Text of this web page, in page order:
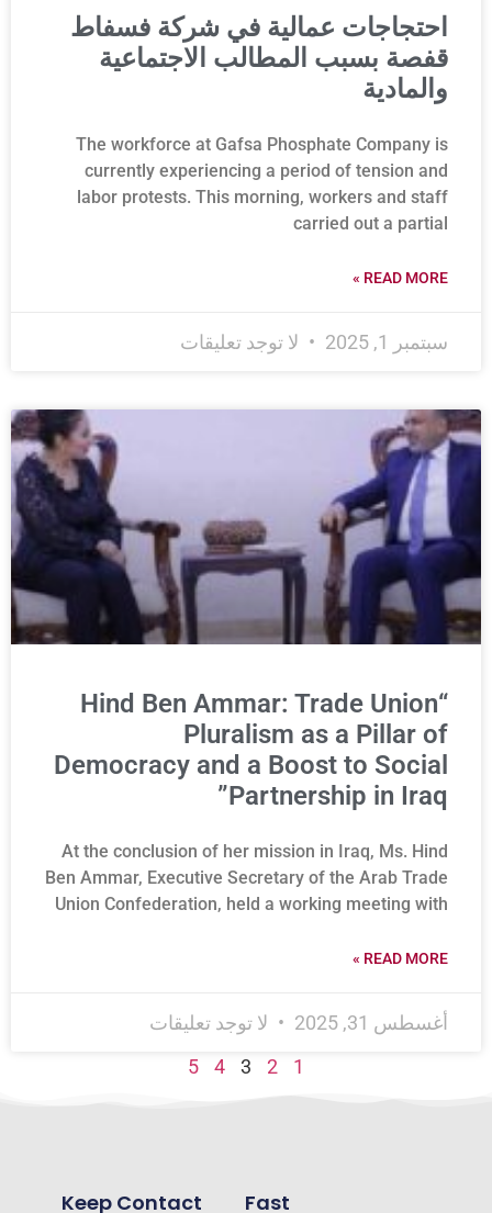
احتجاجات عمالية في شركة فسفاط
قفصة بسبب المطالب الاجتماعية
والمادية
The workforce at Gafsa Phosphate Company is
currently experiencing a period of tension and
labor protests. This morning, workers and staff
carried out a partial
READ MORE »
سبتمبر 1, 2025 لا توجد تعليقات
“Hind Ben Ammar: Trade Union
Pluralism as a Pillar of
Democracy and a Boost to Social
Partnership in Iraq”
At the conclusion of her mission in Iraq, Ms. Hind
Ben Ammar, Executive Secretary of the Arab Trade
Union Confederation, held a working meeting with
READ MORE »
أغسطس 31, 2025
لا توجد تعليقات
1
2
3
4
5
Fast
Keep Contact